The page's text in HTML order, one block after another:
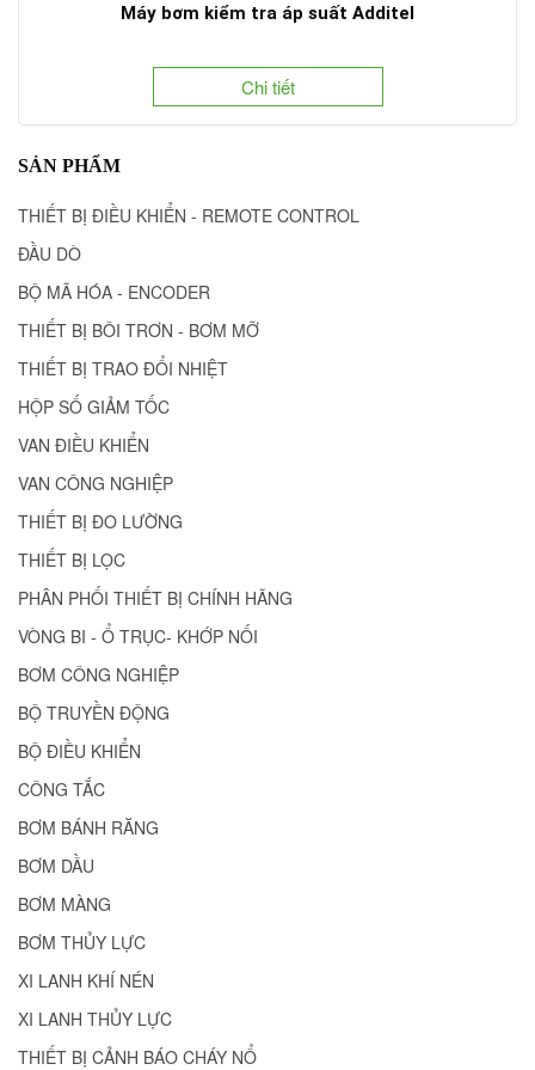
Máy bơm kiểm tra áp suất Additel
Chi tiết
SẢN PHẨM
THIẾT BỊ ĐIỀU KHIỂN - REMOTE CONTROL
ĐẦU DÒ
BỘ MÃ HÓA - ENCODER
THIẾT BỊ BÔI TRƠN - BƠM MỠ
THIẾT BỊ TRAO ĐỔI NHIỆT
HỘP SỐ GIẢM TỐC
VAN ĐIỀU KHIỂN
VAN CÔNG NGHIỆP
THIẾT BỊ ĐO LƯỜNG
THIẾT BỊ LỌC
PHÂN PHỐI THIẾT BỊ CHÍNH HÃNG
VÒNG BI - Ổ TRỤC- KHỚP NỐI
BƠM CÔNG NGHIỆP
BỘ TRUYỀN ĐỘNG
BỘ ĐIỀU KHIỂN
CÔNG TẮC
BƠM BÁNH RĂNG
BƠM DẦU
BƠM MÀNG
BƠM THỦY LỰC
XI LANH KHÍ NÉN
XI LANH THỦY LỰC
THIẾT BỊ CẢNH BÁO CHÁY NỔ